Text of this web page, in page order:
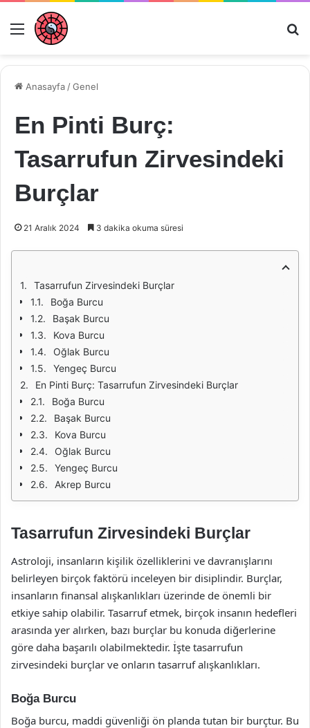
Menü
Anasayfa /Genel
En Pinti Burç:
Tasarrufun Zirvesindeki
Burçlar
21 Aralık 2024 3 dakika okuma süresi
Tasarrufun Zirvesindeki Burçlar
Boğa Burcu
Başak Burcu
Kova Burcu
Oğlak Burcu
Yengeç Burcu
En Pinti Burç: Tasarrufun Zirvesindeki Burçlar
Boğa Burcu
Başak Burcu
Kova Burcu
Oğlak Burcu
Yengeç Burcu
Akrep Burcu
Tasarrufun Zirvesindeki Burçlar
Astroloji, insanların kişilik özelliklerini ve davranışlarını
belirleyen birçok faktörü inceleyen bir disiplindir. Burçlar,
insanların finansal alışkanlıkları üzerinde de önemli bir
etkiye sahip olabilir. Tasarruf etmek, birçok insanın hedefleri
arasında yer alırken, bazı burçlar bu konuda diğerlerine
göre daha başarılı olabilmektedir. İşte tasarrufun
zirvesindeki burçlar ve onların tasarruf alışkanlıkları.
Boğa Burcu
Boğa burcu, maddi güvenliği ön planda tutan bir burçtur. Bu